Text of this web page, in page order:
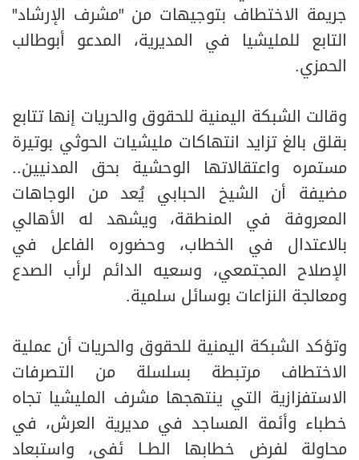
جريمة الاختطاف بتوجيهات من "مشرف الإرشاد"
التابع للمليشيا في المديرية، المدعو أبوطالب
الحمزي.
وقالت الشبكة اليمنية للحقوق والحريات إنها تتابع
بقلق بالغ تزايد انتهاكات مليشيات الحوثي بوتيرة
مستمره واعتقالاتها الوحشية بحق المدنيين..
مضيفة أن الشيخ الحبابي يُعد من الوجاهات
المعروفة في المنطقة، ويشهد له الأهالي
بالاعتدال في الخطاب، وحضوره الفاعل في
الإصلاح المجتمعي، وسعيه الدائم لرأب الصدع
ومعالجة النزاعات بوسائل سلمية.
وتؤكد الشبكة اليمنية للحقوق والحريات أن عملية
الاختطاف مرتبطة بسلسلة من التصرفات
الاستفزازية التي ينتهجها مشرف المليشيا تجاه
خطباء وأئمة المساجد في مديرية العرش، في
محاولة لفرض خطابها الطــا ئفي، واستبعاد